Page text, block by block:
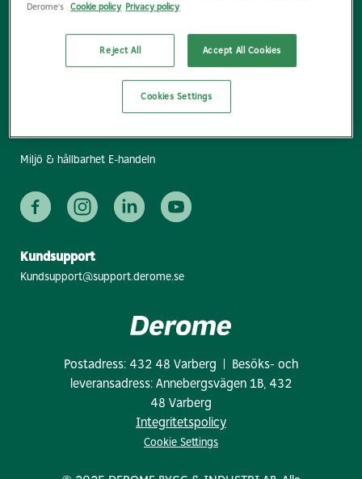
Hitta kontaktpersoner
Miljö & hållbarhet E-handeln
Kundsupport
Kundsupport@support.derome.se
Postadress: 432 48 Varberg | Besöks- och
leveransadress: Annebergsvägen 1B, 432
48 Varberg
Integritetspolicy
Cookie Settings
Derome's Cookie policy Privacy policy
Reject All Accept All Cookies
Cookies Settings